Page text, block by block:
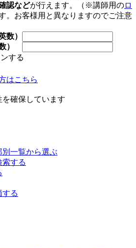
認などが行えます。（※講師用のロ
。お客様用と異なりますのでご注意
数）
）
する
はこちら
確保しています
一覧から選ぶ
する
する